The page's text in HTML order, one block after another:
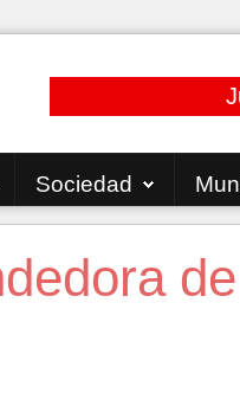
Sociedad
de